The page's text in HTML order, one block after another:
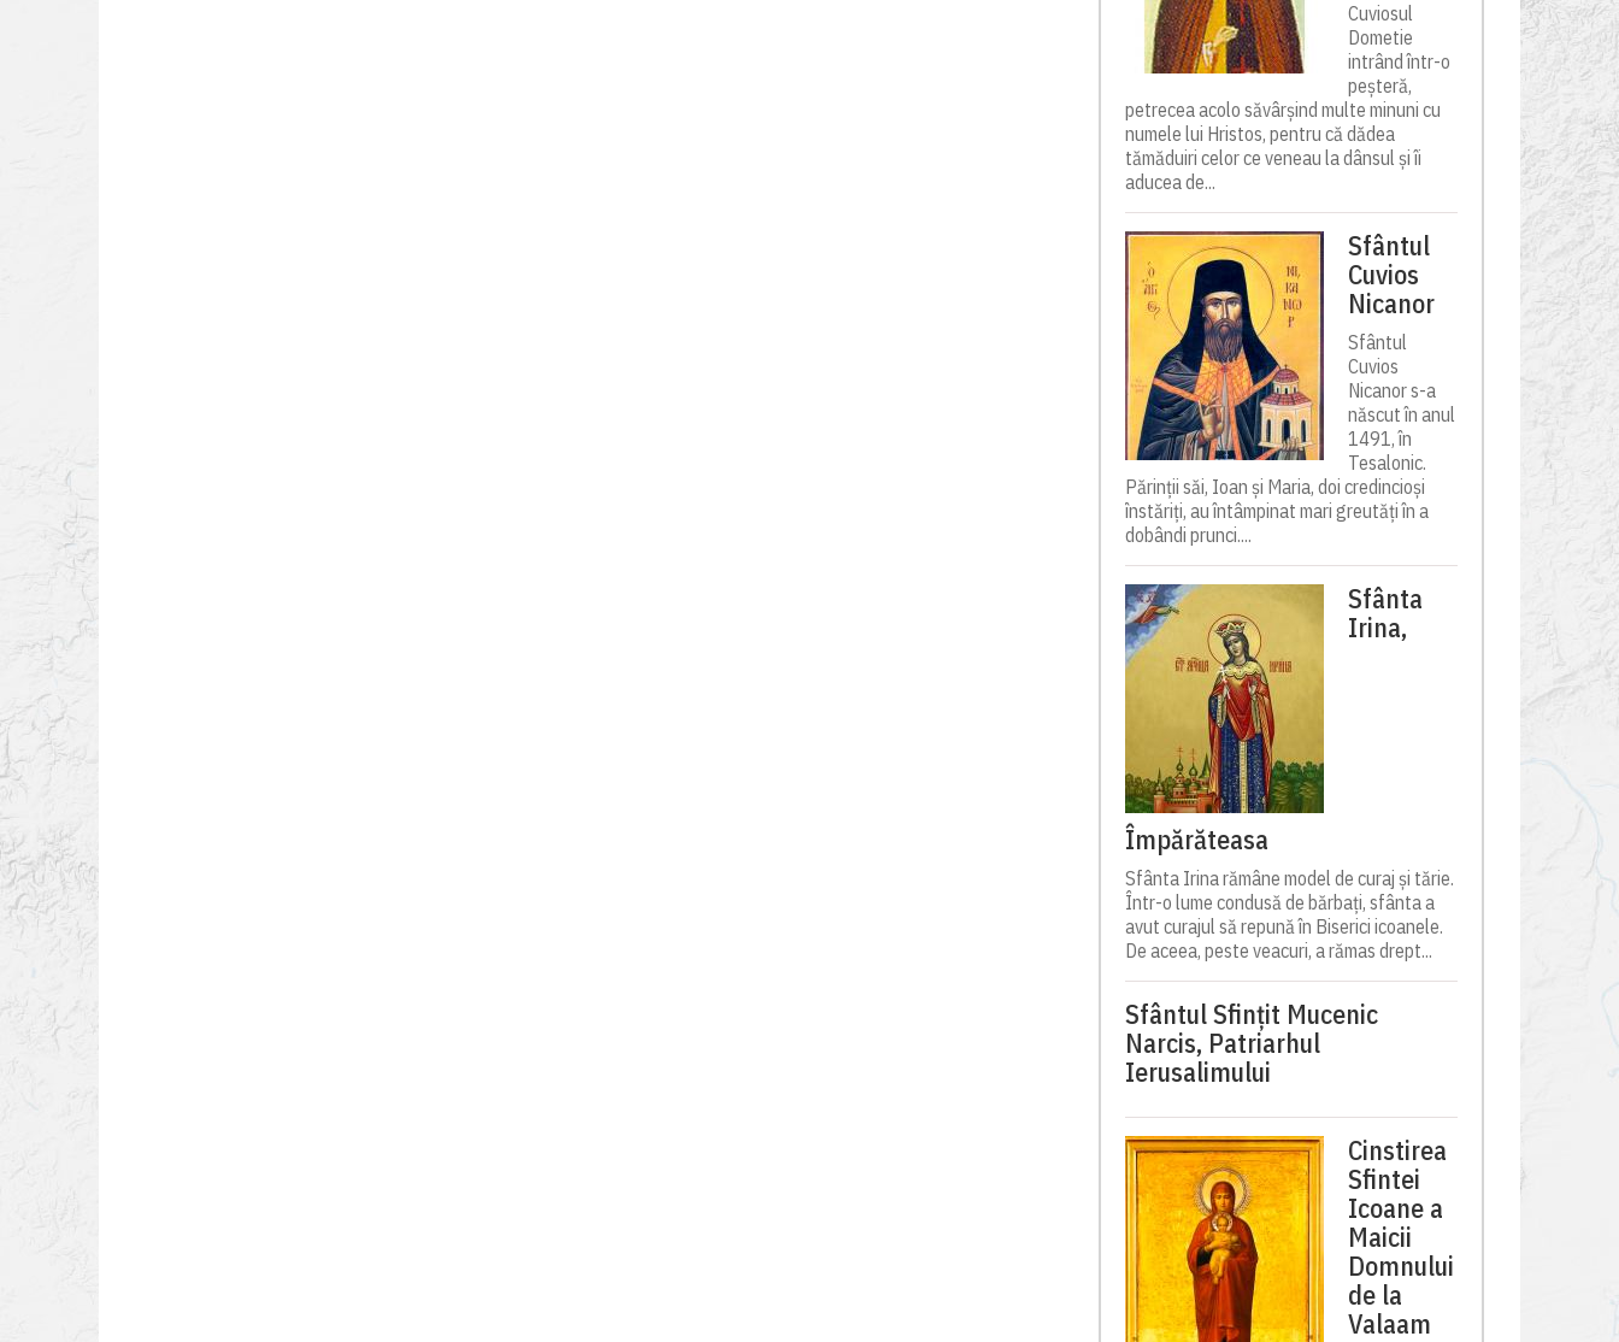
Cuviosul
Dometie
intrând într-o
peșteră,
petrecea acolo săvârșind multe minuni cu
numele lui Hristos, pentru că dădea
tămăduiri celor ce veneau la dânsul și îi
aducea de...
Sfântul
Cuvios
Nicanor
Sfântul
Cuvios
Nicanor s-a
născut în anul
1491, în
Tesalonic.
Părinții săi, Ioan și Maria, doi credincioși
înstăriți, au întâmpinat mari greutăți în a
dobândi prunci....
Sfânta
Irina,
Împărăteasa
Sfânta Irina rămâne model de curaj și tărie.
Într-o lume condusă de bărbați, sfânta a
avut curajul să repună în Biserici icoanele.
De aceea, peste veacuri, a rămas drept...
Sfântul Sfinţit Mucenic
Narcis, Patriarhul
Ierusalimului
Cinstirea
Sfintei
Icoane a
Maicii
Domnului
de la
Valaam